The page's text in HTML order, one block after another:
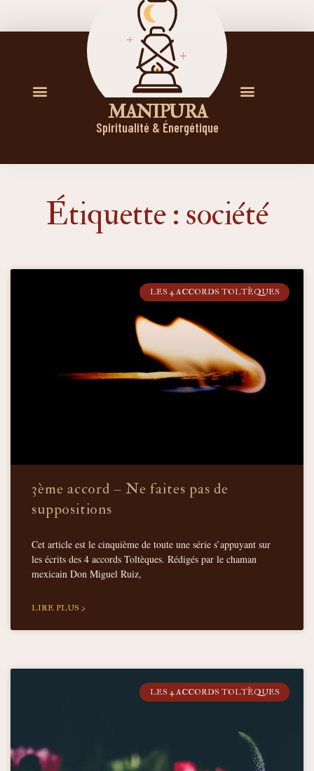
M A N I P U R A
Spiritualité & Énergétique
Étiquette : société
LES 4 ACCORDS TOLTÈQUES
3ème accord – Ne faites pas de
suppositions
Cet article est le cinquième de toute une série s’appuyant sur
les écrits des 4 accords Toltèques. Rédigés par le chaman
mexicain Don Miguel Ruiz,
LIRE PLUS >
LES 4 ACCORDS TOLTÈQUES